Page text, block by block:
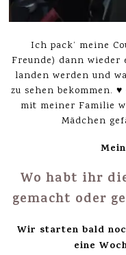
Ich pack‘ meine
Freunde) dann
landen werden und
zu sehen bekommen.
mit meiner Familie
Mädchen
Wo habt ihr
gemacht oder
Wir starten bald
eine